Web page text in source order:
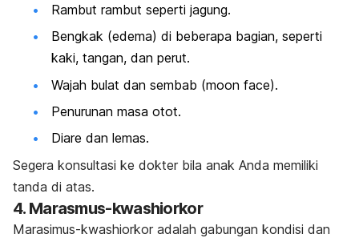
Rambut rambut seperti jagung.
Bengkak (edema) di beberapa bagian, seperti
kaki, tangan, dan perut.
Wajah bulat dan sembab (moon face).
Penurunan masa otot.
Diare dan lemas.
Segera konsultasi ke dokter bila anak Anda memiliki
tanda di atas.
4. Marasmus-kwashiorkor
Marasimus-kwashiorkor adalah gabungan kondisi dan